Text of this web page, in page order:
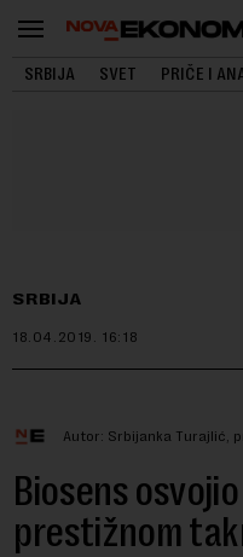
SRBIJA SVET PRIČE I
SRBIJA
18.04.2019. 16:18
Autor: Srbijanka Turajlić,
Biosens
prestižnom